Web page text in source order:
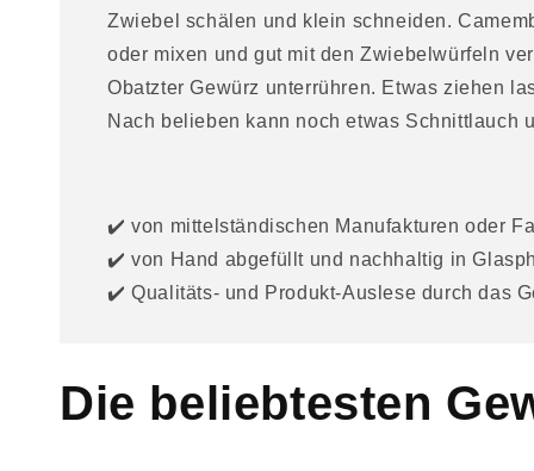
Zwiebel schälen und klein schneiden.
oder mixen und gut mit den Zwiebelwürfeln
Obatzter Gewürz unterrühren. Etwas ziehen
Nach belieben kann noch etwas Schnittlauch
✔️ von mittelständischen Manufakturen oder
✔️ von Hand abgefüllt und nachhaltig in
✔️ Qualitäts- und Produkt-Auslese durch das
Die beliebtesten